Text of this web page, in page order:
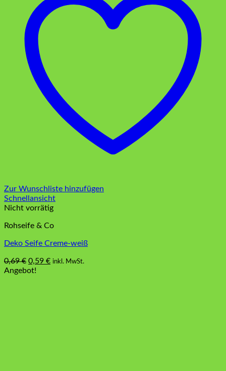
Zur Wunschliste hinzufügen
Schnellansicht
Nicht vorrätig
Rohseife & Co
Deko Seife Creme-weiß
0,69€ Ursprünglicher
Preis
0,59 €Aktueller
inkl. MwSt.
Angebot!